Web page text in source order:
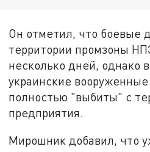
Он отметил, что боевые
территории промзоны
несколько дней, однако
украинские
полностью "выбиты" с
предприятия.
Мирошник добавил, что